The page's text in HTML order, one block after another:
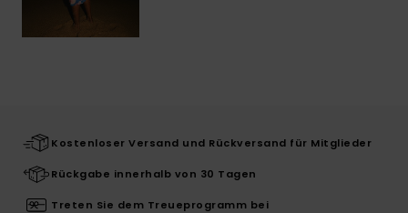
Kostenloser Versand und Rückversand für Mitglieder
Rückgabe innerhalb von 30 Tagen
Treten Sie dem Treueprogramm bei